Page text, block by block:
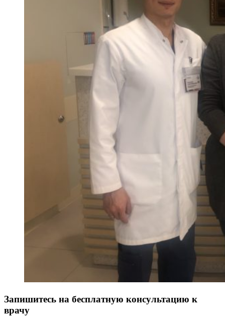
Запишитесь на бесплатную консультацию к
врачу